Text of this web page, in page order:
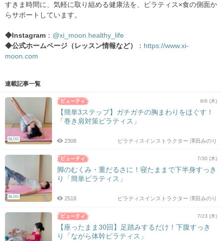
すきま時間に、気軽に取り組める健康法を、ピラティス×食の側面か
らサポートしています。
◆Instagram ： @xi_moon.healthy_life
◆公式ホームページ（レッスン情報など）
： https://www.xi-
moon.com
連載記事一覧
BLOG
8/6 (木)
【簡単3ステップ】ガチガチの胸まわりをほぐす！
「巻き肩対策ピラティス」
ピラティスインストラクター 澤田みのり
2308
BLOG
7/30 (木)
脚のむくみ・重だるさに！寝たままで下半身すっき
り「簡単ピラティス」
ピラティスインストラクター 澤田みのり
2518
7/23 (木)
【座ったまま30回】足踏みするだけ！下腹すっき
り「ながら体幹ピラティス」